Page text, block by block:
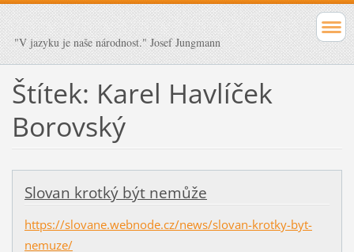
"V jazyku je naše národnost." Josef Jungmann
Štítek: Karel Havlíček
Borovský
Slovan krotký být nemůže
https://slovane.webnode.cz/news/slovan-krotky-byt-
nemuze/